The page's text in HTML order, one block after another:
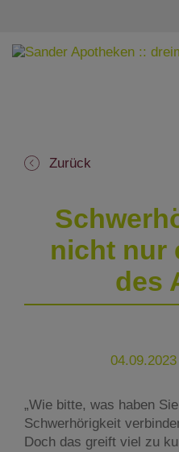
Zurück
nicht nur
des
„Wie bitte, was haben
Schwerhörigkeit
Doch das greift viel zu